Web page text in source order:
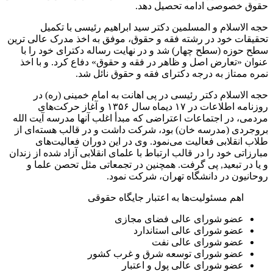
حقوق خصوصی ادامه تحصیل دهد.
حجه الاسلام و المسلمین دکتر سید ابراهیم رئیسی با تکمیل
تحقیقات خود در رشته فقه و حقوق، موفق به اخذ مدرک عالی ترین
سطح حوزه (سطح چهار) شد و در نهایت رساله دکترای خود را با
عنوان «تعارض اصل و ظاهر در فقه و حقوق» دفاع کرد. و با اخذ
نمره ممتاز به درجه دکترای فقه و حقوق نائل شد.
حجه الاسلام دکتر رئیسی در پی اهانت به امام خمینی (ره) در
روزنامه اطلاعات در ۱۷ دیماه سال ۱۳۵۶ و آغاز حرکت‌های
مردمی، در اجتماعات اعتراضی که مبدأ اغلب آنها مدرسه آیت الله
بروجردی (مدرسه خان) بود، شرکت داشت و در قالب هسته‌ای از
طلاب انقلابی فعالیت می‌نمود. وی در این دوران فعالیت‌های
مبارزاتی خود را در قالب ارتباط با علمای انقلابی آزاد شده از زندان
و یا در تبعید, پی گرفت. همچنین در تجمعاتی مثل تحصن علما و
روحانیون در دانشگاه تهران، شرکت نمود.
اهم مسئولیت‌ها به اعتبار جایگاه حقوقی
عضو شورای عالی فضای مجازی
عضو شورای عالی استاندارد
عضو شورای عالی نفت
عضو شورای توسعه شرق و غرب کشور
عضو شورای عالی پول و اعتبار